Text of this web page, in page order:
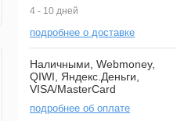
4 - 10 дней
подробнее о доставке
Наличными, Webmoney,
QIWI, Яндекс.Деньги,
VISA/MasterCard
подробнее об оплате